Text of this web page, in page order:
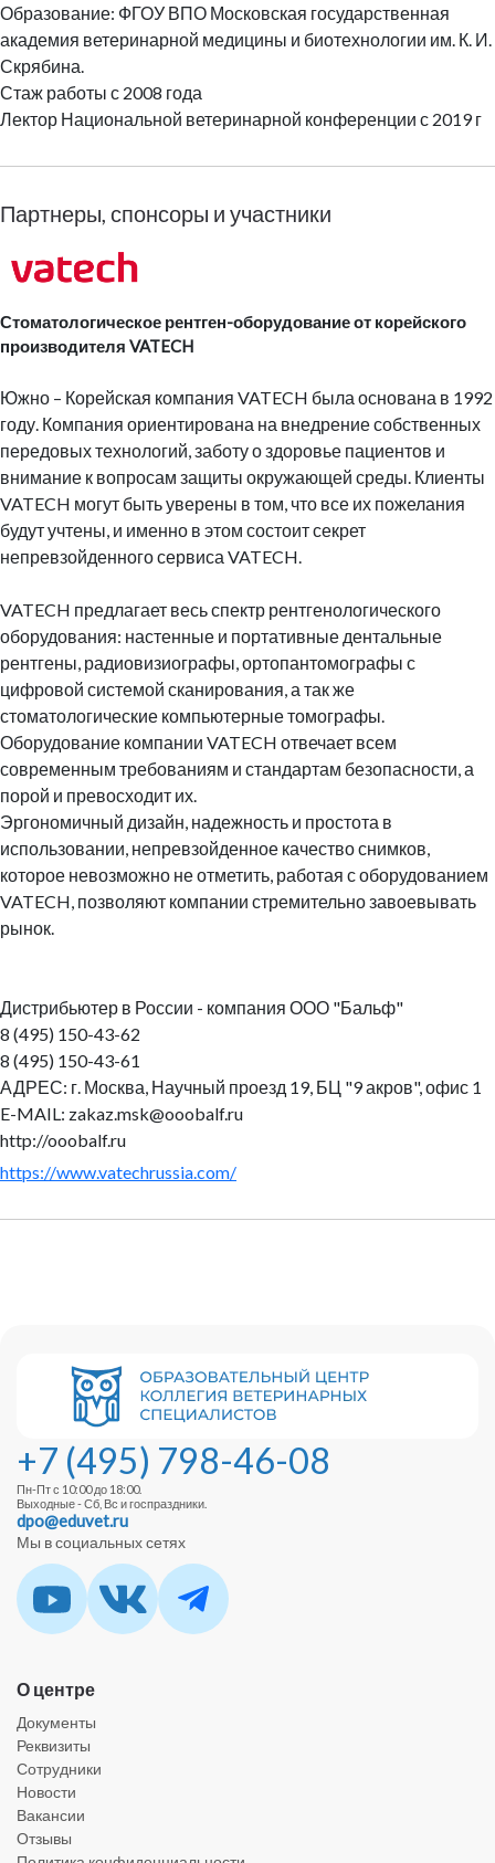
Образование: ФГОУ ВПО Московская государственная
академия ветеринарной медицины и биотехнологии им. К. И.
Скрябина.
Стаж работы с 2008 года
Лектор Национальной ветеринарной конференции с 2019 г
Партнеры, спонсоры и участники
Стоматологическое рентген-оборудование от корейского
производителя VATECH
Южно – Корейская компания VATECH была основана в 1992
году. Компания ориентирована на внедрение собственных
передовых технологий, заботу о здоровье пациентов и
внимание к вопросам защиты окружающей среды. Клиенты
VATECH могут быть уверены в том, что все их пожелания
будут учтены, и именно в этом состоит секрет
непревзойденного сервиса VATECH.
VATECH предлагает весь спектр рентгенологического
оборудования: настенные и портативные дентальные
рентгены, радиовизиографы, ортопантомографы с
цифровой системой сканирования, а так же
стоматологические компьютерные томографы.
Оборудование компании VATECH отвечает всем
современным требованиям и стандартам безопасности, а
порой и превосходит их.
Эргономичный дизайн, надежность и простота в
использовании, непревзойденное качество снимков,
которое невозможно не отметить, работая с оборудованием
VATECH, позволяют компании стремительно завоевывать
рынок.
Дистрибьютер в России - компания ООО "Бальф"
8 (495) 150-43-62
8 (495) 150-43-61
АДРЕС: г. Москва, Научный проезд 19, БЦ "9 акров", офис 1
E-MAIL: zakaz.msk@ooobalf.ru
http://ooobalf.ru
https://www.vatechrussia.com/
+7 (495) 798-46-08
Пн-Пт с 10:00 до 18:00.
Выходные - Сб, Вс и госпраздники.
dpo@eduvet.ru
Мы в социальных сетях
О центре
Документы
Реквизиты
Сотрудники
Новости
Вакансии
Отзывы